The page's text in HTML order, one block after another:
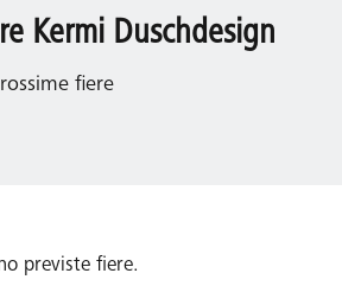
Kermi Duschdesign
fiere
previste fiere.